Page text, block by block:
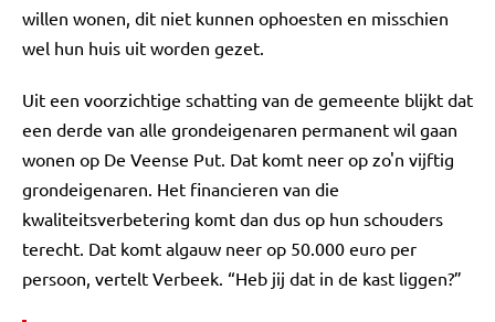
willen wonen, dit niet kunnen ophoesten en misschien
wel hun huis uit worden gezet.
Uit een voorzichtige schatting van de gemeente blijkt dat
een derde van alle grondeigenaren permanent wil gaan
wonen op De Veense Put. Dat komt neer op zo'n vijftig
grondeigenaren. Het financieren van die
kwaliteitsverbetering komt dan dus op hun schouders
terecht. Dat komt algauw neer op 50.000 euro per
persoon, vertelt Verbeek. “Heb jij dat in de kast liggen?”